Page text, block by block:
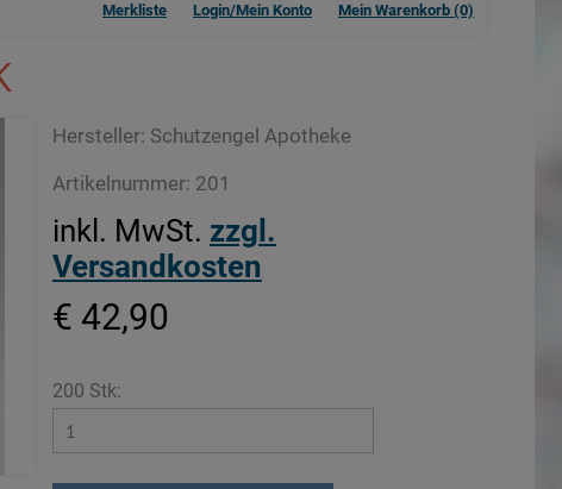
Mein Warenkorb (0)
Login/Mein Konto
Merkliste
Hersteller: Schutzengel Apotheke
Artikelnummer: 201
inkl. MwSt. zzgl.
Versandkosten
€ 42,90
200 Stk: